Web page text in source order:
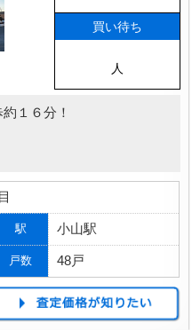
買い待ち
人
１６分！
駅 小山駅
戸数 48戸